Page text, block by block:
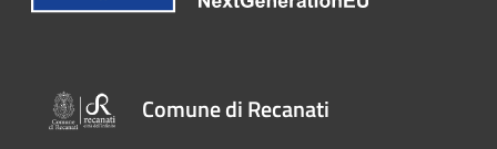
Comune di Recanati